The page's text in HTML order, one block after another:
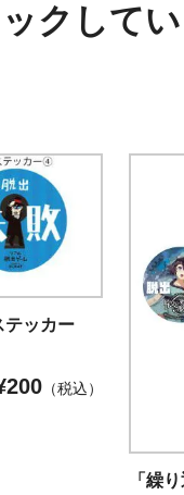
クして
テッカー
200（税込）
「繰